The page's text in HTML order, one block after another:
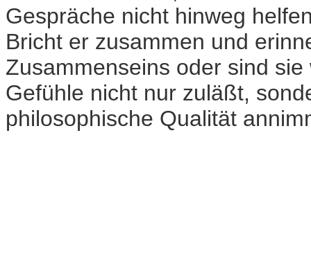
Gespräche nicht hinweg
Bricht er zusammen und
Zusammenseins oder sind
Gefühle nicht nur zuläßt,
philosophische Qualität